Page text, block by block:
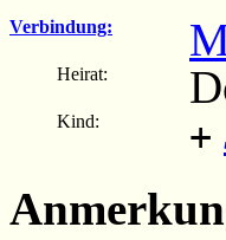
Verbindung:
Heirat:
Kind: +